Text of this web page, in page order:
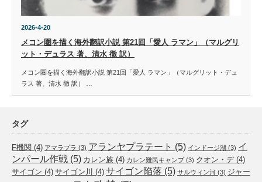
2026-4-20
メコン圏を描く海外翻訳小説 第21回「愛人 ラマン」（マルグリ
ット・デュラス 著、清水 徹 訳）
メコン圏を描く海外翻訳小説 第21回「愛人 ラマン」（マルグリット・デュ
ラス 著、清水 徹 訳） …
タグ
F機関 (4) アマラプラ (3) アランヤプラテート (5) インドージ湖 (3) イ
ンパール作戦 (5) カレン族 (4) カレン難民キャンプ(3) クオン・デ(4)
サイゴン (4) サイゴン川 (4) サイゴン陥落 (5) サルウィン河 (3) ジャー